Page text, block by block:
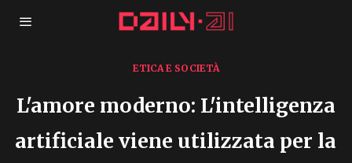
ETICA E SOCIETÀ
L'amore moderno: L'intelligenza
artificiale viene utilizzata per la